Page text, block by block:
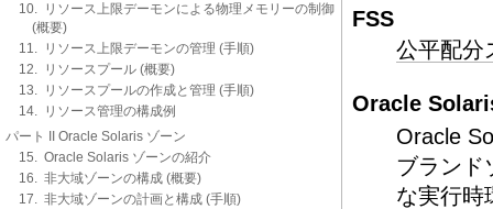
10. リソース上限デーモンによる物理メモリーの制御
(概要)
11. リソース上限デーモンの管理 (手順)
12. リソースプール (概要)
13. リソースプールの作成と管理 (手順)
14. リソース管理の構成例
パート II Oracle Solaris ゾーン
15. Oracle Solaris ゾーンの紹介
16. 非大域ゾーンの構成 (概要)
17. 非大域ゾーンの計画と構成 (手順)
FSS
公平配分
Oracle
Oracle
ブランド
な実行時